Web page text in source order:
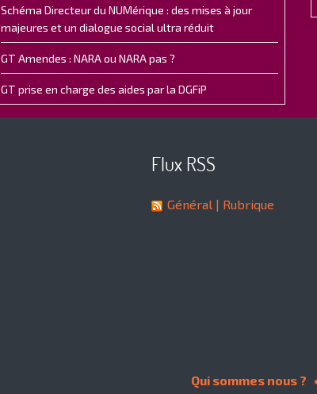
Schéma Directeur du NUMérique : des mises à jour
majeures et un dialogue social ultra réduit
GT Amendes : NARA ou NARA pas ?
GT prise en charge des aides par la DGFiP
Flux RSS
Général | Rubrique
Qui sommes nous ?